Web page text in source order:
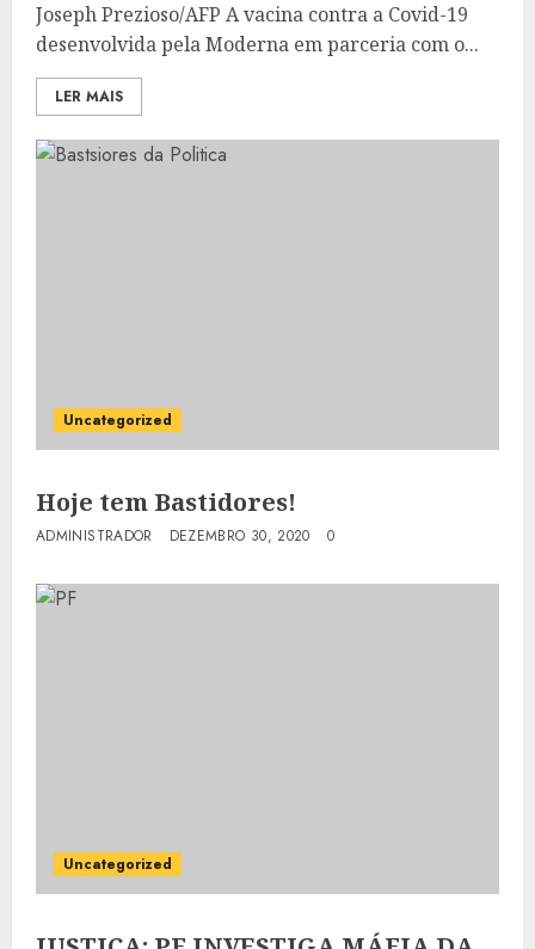
Joseph Prezioso/AFP A vacina contra a Covid-19
desenvolvida pela Moderna em parceria com o...
LER MAIS
Uncategorized
Hoje tem Bastidores!
ADMINISTRADOR DEZEMBRO 30, 2020 0
Uncategorized